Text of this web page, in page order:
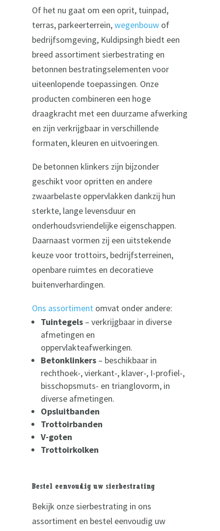
Of het nu gaat om een oprit, tuinpad,
terras, parkeerterrein,wegenbouwof
bedrijfsomgeving, Kuldipsingh biedt een
breed assortiment sierbestrating en
betonnen bestratingselementen voor
uiteenlopende toepassingen. Onze
producten combineren een hoge
draagkracht met een duurzame afwerking
en zijn verkrijgbaar in verschillende
formaten, kleuren en uitvoeringen.
De betonnen klinkers zijn bijzonder
geschikt voor opritten en andere
zwaarbelaste oppervlakken dankzij hun
sterkte, lange levensduur en
onderhoudsvriendelijke eigenschappen.
Daarnaast vormen zij een uitstekende
keuze voor trottoirs, bedrijfsterreinen,
openbare ruimtes en decoratieve
buitenverhardingen.
Ons assortimentomvat onder andere:
Tuintegels– verkrijgbaar in diverse
afmetingen en
oppervlakteafwerkingen.
Betonklinkers– beschikbaar in
rechthoek-, vierkant-, klaver-, I-profiel-,
bisschopsmuts- en trianglovorm, in
diverse afmetingen.
Opsluitbanden
Trottoirbanden
V-goten
Trottoirkolken
Bestel eenvoudig uw sierbestrating
Bekijk onze sierbestrating in ons
assortiment en bestel eenvoudig uw